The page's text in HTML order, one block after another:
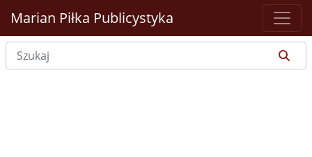
Marian Piłka Publicystyka